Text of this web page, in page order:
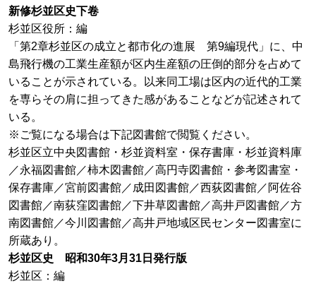
新修杉並区史下卷
杉並区役所：編
「第2章杉並区の成立と都市化の進展 第9編現代」に、中
島飛行機の工業生産額が区内生産額の圧倒的部分を占めて
いることが示されている。以来同工場は区内の近代的工業
を専らその肩に担ってきた感があることなどが記述されて
いる。
※ご覧になる場合は下記図書館で閲覧ください。
杉並区立中央図書館・杉並資料室・保存書庫・杉並資料庫
／永福図書館／柿木図書館／高円寺図書館・参考図書室・
保存書庫／宮前図書館／成田図書館／西荻図書館／阿佐谷
図書館／南荻窪図書館／下井草図書館／高井戸図書館／方
南図書館／今川図書館／高井戸地域区民センター図書室に
所蔵あり。
杉並区史 昭和30年3月31日発行版
杉並区：編